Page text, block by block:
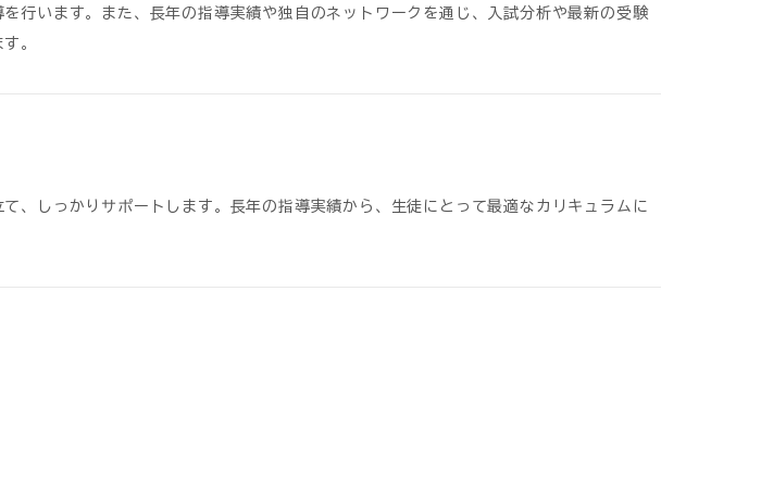
行います。また、長年の指導実績や独自のネットワークを通じ、入試分析や最新の受験
。
、しっかりサポートします。長年の指導実績から、生徒にとって最適なカリキュラムに